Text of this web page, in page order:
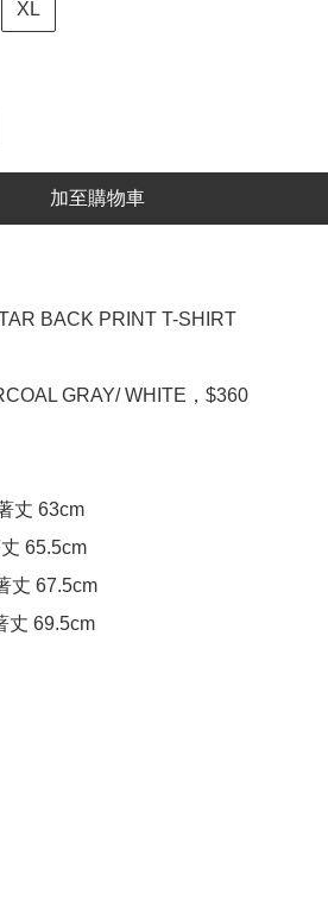
XL
加至購物車
BACK PRINT T-SHIRT
GRAY/ WHITE，$360
丈 63cm
65.5cm
丈 67.5cm
丈 69.5cm